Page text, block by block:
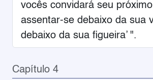
vocês convidará seu
assentar-se debaixo da sua
debaixo da sua figueira’ ".
Capítulo 4